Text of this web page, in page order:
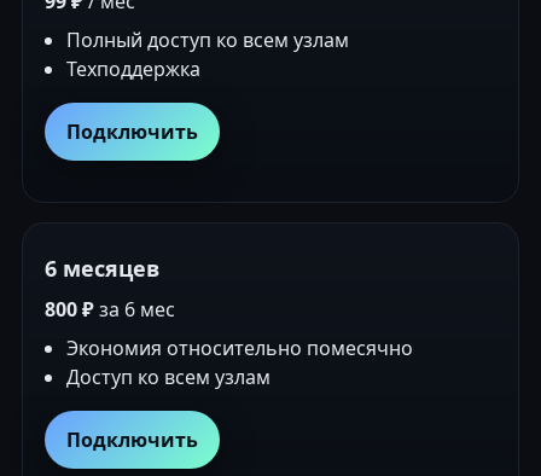
Полный доступ ко всем узлам
Техподдержка
Подключить
6 месяцев
800 ₽за 6 мес
Экономия относительно помесячно
Доступ ко всем узлам
Подключить